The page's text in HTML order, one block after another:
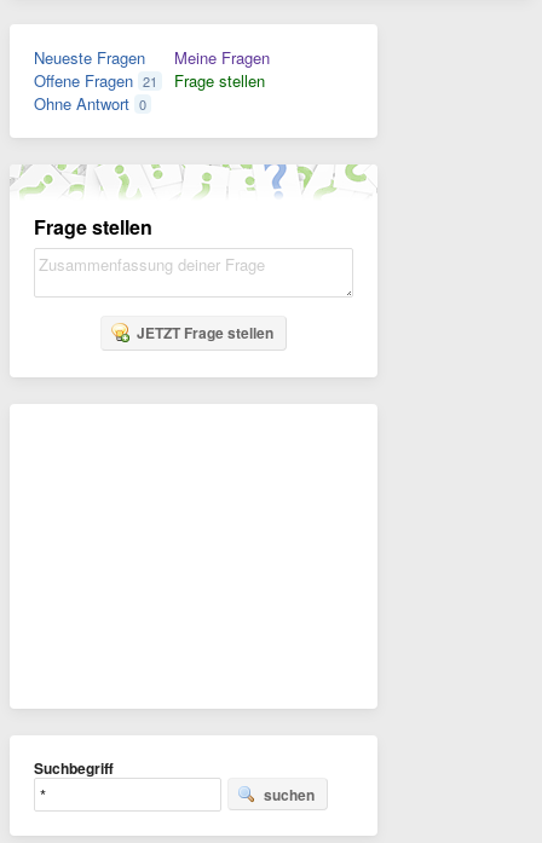
Neueste Fragen
Offene Fragen 21
Ohne Antwort 0
Meine Fragen
Frage stellen
Frage stellen
JETZT Frage stellen
Suchbegriff
suchen